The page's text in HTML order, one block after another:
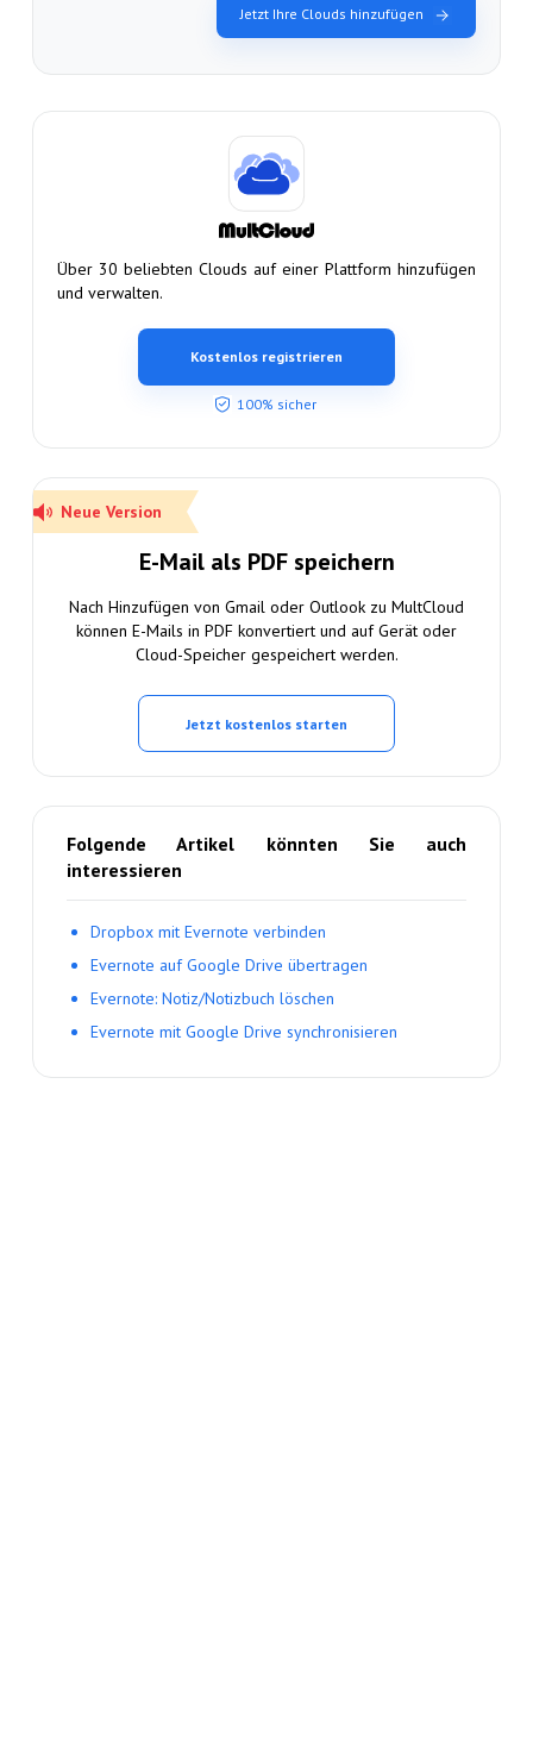
Jetzt Ihre Clouds hinzufügen
Über 30 beliebten Clouds auf einer Plattform hinzufügen
und verwalten.
Kostenlos registrieren
100% sicher
Neue Version
E-Mail als PDF speichern
Nach Hinzufügen von Gmail oder Outlook zu MultCloud
können E-Mails in PDF konvertiert und auf Gerät oder
Cloud-Speicher gespeichert werden.
Jetzt kostenlos starten
Folgende Artikel könnten Sie auch
interessieren
Dropbox mit Evernote verbinden
Evernote auf Google Drive übertragen
Evernote: Notiz/Notizbuch löschen
Evernote mit Google Drive synchronisieren